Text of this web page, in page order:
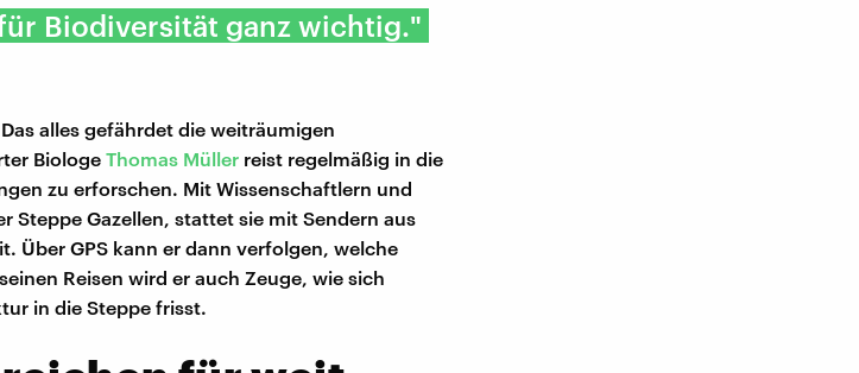
Biodiversität ganz wichtig."
alles gefährdet die weiträumigen
Biologe Thomas Müller reist regelmäßig in die
zu erforschen. Mit Wissenschaftlern und
Steppe Gazellen, stattet sie mit Sendern aus
Über GPS kann er dann verfolgen, welche
Reisen wird er auch Zeuge, wie sich
in die Steppe frisst.